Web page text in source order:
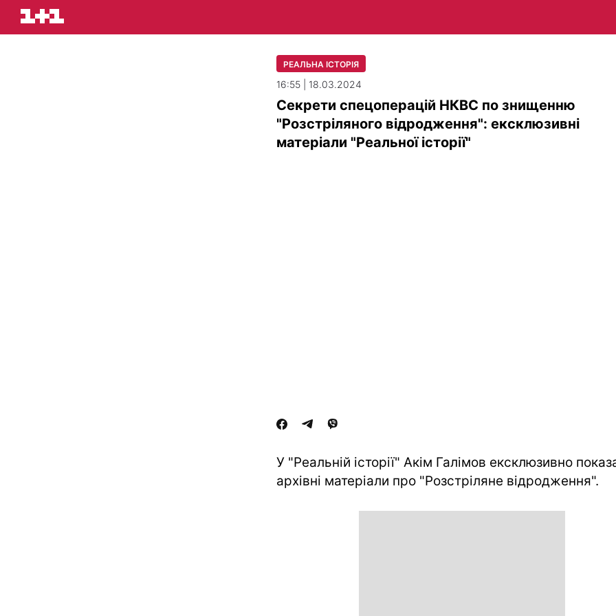
РЕАЛЬНА ІСТОРІЯ
16:55 | 18.03.2024
Секрети спецоперацій НКВС по знищенню
"Розстріляного відродження": ексклюзивні
матеріали "Реальної історії"
У "Реальній історії" Акім Галімов ексклюзивно
архівні матеріали про "Розстріляне відродження".